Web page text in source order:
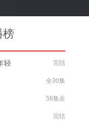
榜
完结
轻
全30集
56集全
完结